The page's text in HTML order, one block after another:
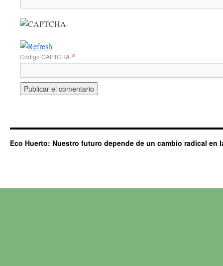
Código CAPTCHA *
Eco Huerto: Nuestro futuro depende de un cambio radical en